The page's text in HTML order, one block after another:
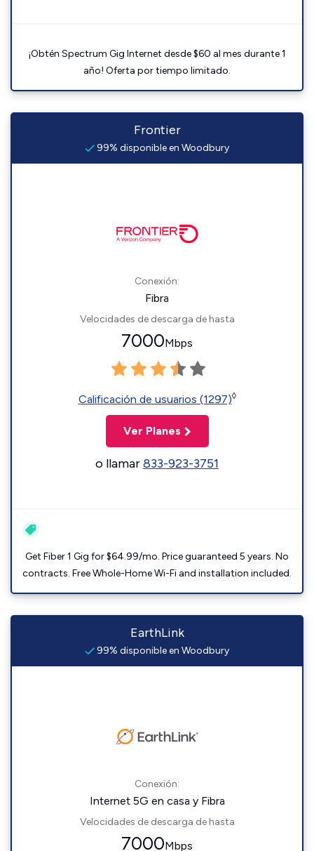
¡Obtén Spectrum Gig Internet desde $60 al mes durante 1
año! Oferta por tiempo limitado.
Frontier
99% disponible en Woodbury
Conexión:
Fibra
Velocidades de descarga de hasta
7000Mbps
Calificación de usuarios (1297)◊
Ver Planes
o llamar833-923-3751
Get Fiber 1 Gig for $64.99/mo. Price guaranteed 5 years. No
contracts. Free Whole-Home Wi-Fi and installation included.
EarthLink
99% disponible en Woodbury
Conexión:
Internet 5G en casa y Fibra
Velocidades de descarga de hasta
7000Mbps